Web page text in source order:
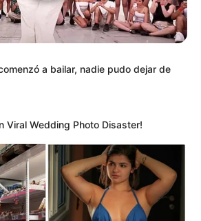
Los pechos
en una
que
es más …
admin
a bailar, nadie pudo dejar de
Viral Wedding Photo Disaster!